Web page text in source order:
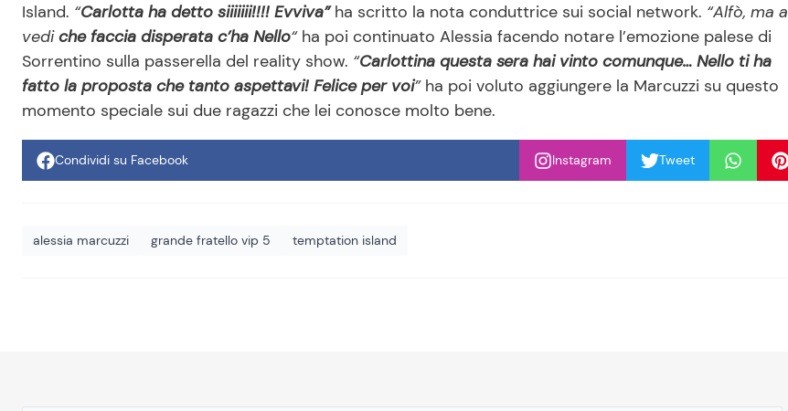
Island. “Carlotta ha detto siiiiiii!!!! Evviva”ha scritto la nota conduttrice sui social network. “Alfò, ma a
vediche faccia disperata c’ha Nello“ha poi continuato Alessia facendo notare l’emozione palese di
Sorrentino sulla passerella del reality show. “Carlottina questa sera hai vinto comunque… Nello ti ha
fatto la proposta che tanto aspettavi! Felice per voi” ha poi voluto aggiungere la Marcuzzi su questo
momento speciale sui due ragazzi che lei conosce molto bene.
Condividi su Facebook Instagram Tweet
alessia marcuzzi grande fratello vip 5 temptation island